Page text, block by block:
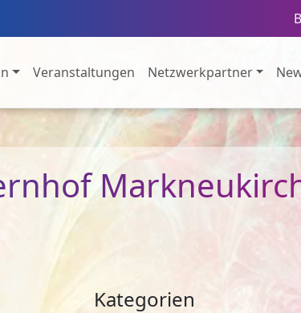
Veranstaltungen Netzwerkpartner
Kategorien